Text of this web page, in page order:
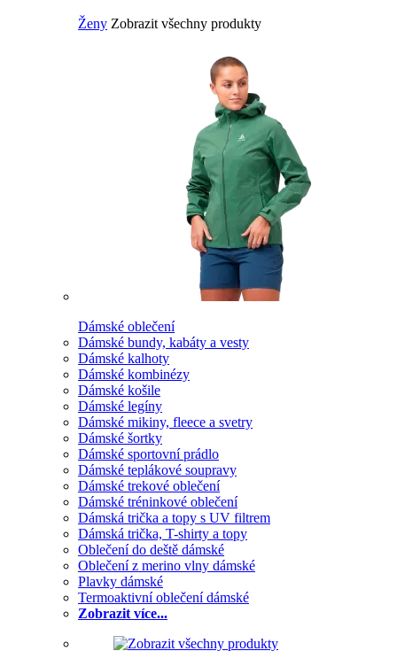
Ženy Zobrazit všechny produkty
Dámské oblečení
Dámské bundy, kabáty a vesty
Dámské kalhoty
Dámské kombinézy
Dámské košile
Dámské legíny
Dámské mikiny, fleece a svetry
Dámské šortky
Dámské sportovní prádlo
Dámské teplákové soupravy
Dámské trekové oblečení
Dámské tréninkové oblečení
Dámská trička a topy s UV filtrem
Dámská trička, T-shirty a topy
Oblečení do deště dámské
Oblečení z merino vlny dámské
Plavky dámské
Termoaktivní oblečení dámské
Zobrazit více...